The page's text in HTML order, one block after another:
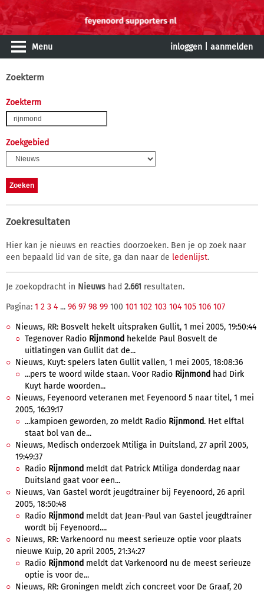
Menu inloggen aanmelden
Zoekterm
Zoekterm
Zoekgebied
Zoekresultaten
Hier kan je nieuws en reacties doorzoeken. Ben je op zoek naar
een bepaald lid van de site, ga dan naar de ledenlijst.
Je zoekopdracht in Nieuws had 2.661 resultaten.
Pagina: 1 2 3 4 ... 96 97 98 99 100 101 102 103 104 105 106 107
Nieuws, RR: Bosvelt hekelt uitspraken Gullit, 1 mei 2005, 19:50:44
Tegenover Radio Rijnmond hekelde Paul Bosvelt de
uitlatingen van Gullit dat de...
Nieuws, Kuyt: spelers laten Gullit vallen, 1 mei 2005, 18:08:36
...pers te woord wilde staan. Voor Radio Rijnmond had Dirk
Kuyt harde woorden...
Nieuws, Feyenoord veteranen met Feyenoord 5 naar titel, 1 mei
2005, 16:39:17
...kampioen geworden, zo meldt Radio Rijnmond. Het elftal
staat bol van de...
Nieuws, Medisch onderzoek Mtiliga in Duitsland, 27 april 2005,
19:49:37
Radio Rijnmond meldt dat Patrick Mtiliga donderdag naar
Duitsland gaat voor een...
Nieuws, Van Gastel wordt jeugdtrainer bij Feyenoord, 26 april
2005, 18:50:48
Radio Rijnmond meldt dat Jean-Paul van Gastel jeugdtrainer
wordt bij Feyenoord....
Nieuws, RR: Varkenoord nu meest serieuze optie voor plaats
nieuwe Kuip, 20 april 2005, 21:34:27
Radio Rijnmond meldt dat Varkenoord nu de meest serieuze
optie is voor de...
Nieuws, RR: Groningen meldt zich concreet voor De Graaf, 20